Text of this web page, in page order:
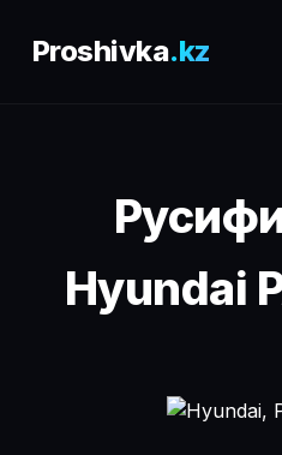
Proshivka.kz
Hyundai